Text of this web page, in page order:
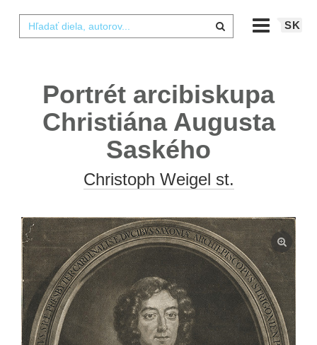
SK
Portrét arcibiskupa
Christiána Augusta
Saského
Christoph Weigel st.